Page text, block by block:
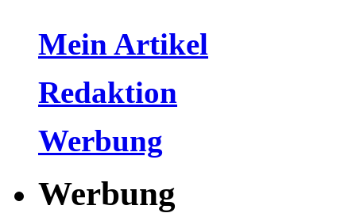
Mein Artikel
Redaktion
Werbung
Werbung